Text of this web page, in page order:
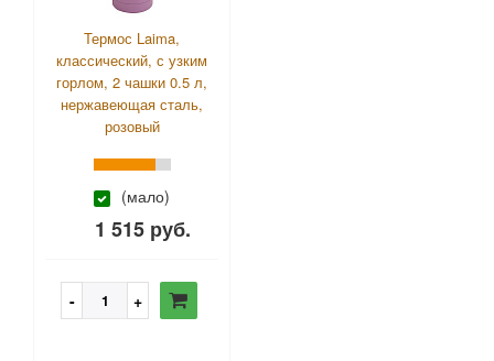
Термос Laima,
классический, с узким
горлом, 2 чашки 0.5 л,
нержавеющая сталь,
розовый
(мало)
1 515 руб.